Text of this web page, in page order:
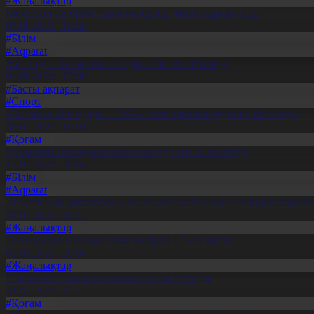
Мемлекеттік білім грант иегерлері тізімі жарияланды
07.08.2026, 16:50
#Білім
#Aqparat
Жапондар Қазақстан өсімдіктерін зерттеп жүр
04.08.2026, 17:30
#Басты ақпарат
#Спорт
«Болашақ ойындары – 2026» халықаралық турнирі басталды
30.07.2026, 10:01
#Қоғам
Құрылтай сайлауына үміткерлердің тізімі бекітілді
13.07.2026, 20:03
#Білім
#Aqparat
«Тәуелсіздік ұрпақтары» грантын тағайындау жөніндегі
31.07.2026, 20:11
#Жаңалықтар
Павлодарда отандық өнім өндірісі 1,5 есе артты
05.08.2026, 20:06
#Жаңалықтар
Шымкентте теміржолшылар марапатталды
31.07.2026, 17:15
#Қоғам